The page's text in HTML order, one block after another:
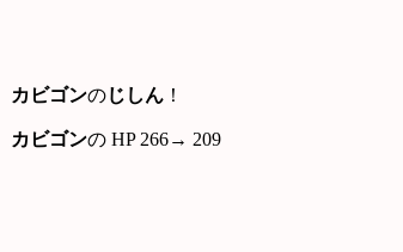
カビゴンのじしん ！
カビゴンの HP 266→ 209